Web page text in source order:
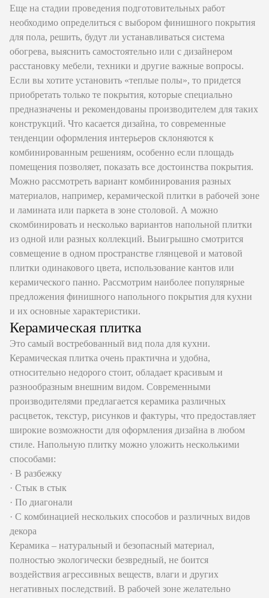
Еще на стадии проведения подготовительных работ
необходимо определиться с выбором финишного покрытия
для пола, решить, будут ли устанавливаться система
обогрева, выяснить самостоятельно или с дизайнером
расстановку мебели, техники и другие важные вопросы.
Если вы хотите установить «теплые полы», то придется
приобретать только те покрытия, которые специально
предназначены и рекомендованы производителем для таких
конструкций. Что касается дизайна, то современные
тенденции оформления интерьеров склоняются к
комбинированным решениям, особенно если площадь
помещения позволяет, показать все достоинства покрытия.
Можно рассмотреть вариант комбинирования разных
материалов, например, керамической плитки в рабочей зоне
и ламината или паркета в зоне столовой. А можно
скомбинировать и несколько вариантов напольной плитки
из одной или разных коллекций. Выигрышно смотрится
совмещение в одном пространстве глянцевой и матовой
плитки одинакового цвета, использование кантов или
керамического панно. Рассмотрим наиболее популярные
предложения финишного напольного покрытия для кухни
и их основные характеристики.
Керамическая плитка
Это самый востребованный вид пола для кухни.
Керамическая плитка очень практична и удобна,
относительно недорого стоит, обладает красивым и
разнообразным внешним видом. Современными
производителями предлагается керамика различных
расцветок, текстур, рисунков и фактуры, что предоставляет
широкие возможности для оформления дизайна в любом
стиле. Напольную плитку можно уложить несколькими
способами:
· В разбежку
· Стык в стык
· По диагонали
· С комбинацией нескольких способов и различных видов
декора
Керамика – натуральный и безопасный материал,
полностью экологически безвредный, не боится
воздействия агрессивных веществ, влаги и других
негативных последствий. В рабочей зоне желательно